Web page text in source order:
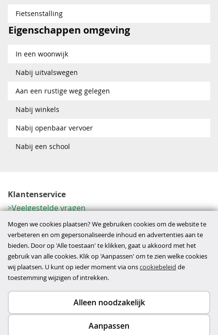
Fietsenstalling
Eigenschappen omgeving
In een woonwijk
Nabij uitvalswegen
Aan een rustige weg gelegen
Nabij winkels
Nabij openbaar vervoer
Nabij een school
Klantenservice
Veelgestelde vragen
Contactformulier
Herroeping
Over ons
Bedrijfsgegevens
Werkwijze
Copyright © 2026
Mogen we cookies plaatsen? We gebruiken cookies om de website te
verbeteren en om gepersonaliseerde inhoud en advertenties aan te
bieden. Door op 'Alle toestaan' te klikken, gaat u akkoord met het
gebruik van alle cookies. Klik op 'Aanpassen' om te zien welke cookies
wij plaatsen. U kunt op ieder moment via onscookiebeleid de
toestemming wijzigen of intrekken.
Alleen noodzakelijk
Aanpassen